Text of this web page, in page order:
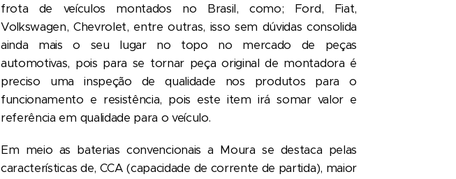
frota de veículos montados no Brasil, como; Ford, Fiat,
Volkswagen, Chevrolet, entre outras, isso sem dúvidas consolida
ainda mais o seu lugar no topo no mercado de peças
automotivas, pois para se tornar peça original de montadora é
preciso uma inspeção de qualidade nos produtos para o
funcionamento e resistência, pois este item irá somar valor e
referência em qualidade para o veículo.
Em meio as baterias convencionais a Moura se destaca pelas
características de, CCA (capacidade de corrente de partida), maior